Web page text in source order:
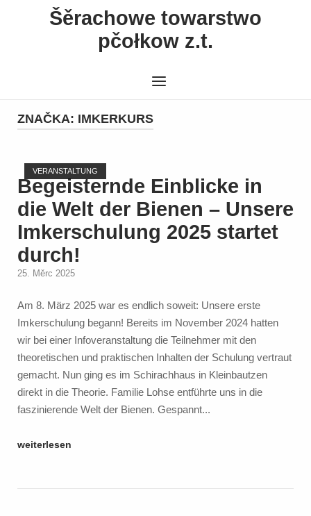
Šěrachowe towarstwo
pčołkow z.t.
Menu
ZNAČKA: IMKERKURS
VERANSTALTUNG
Begeisternde Einblicke in
die Welt der Bienen – Unsere
Imkerschulung 2025 startet
durch!
25. Měrc 2025
Am 8. März 2025 war es endlich soweit: Unsere erste
Imkerschulung begann! Bereits im November 2024 hatten
wir bei einer Infoveranstaltung die Teilnehmer mit den
theoretischen und praktischen Inhalten der Schulung vertraut
gemacht. Nun ging es im Schirachhaus in Kleinbautzen
direkt in die Theorie. Familie Lohse entführte uns in die
faszinierende Welt der Bienen. Gespannt...
"Begeisternde
weiterlesen